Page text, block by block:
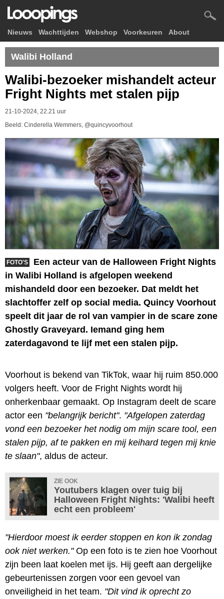
Nieuws Wachttijden Webshop Voorkeuren About
Walibi Holland
Walibi-bezoeker mishandelt acteur
Fright Nights met stalen pijp
21-10-2024, 22.21 uur
Beeld: Cinderella Wemmers, @quincyvoorhout
FOTO'S
Een acteur van de Halloween Fright Nights
in Walibi Holland is afgelopen weekend
mishandeld door een bezoeker. Dat meldt het
slachtoffer zelf op social media. Quincy Voorhout
speelt dit jaar de rol van vampier in de scare zone
Ghostly Graveyard. Iemand ging hem
zaterdagavond te lijf met een stalen pijp.
Voorhout is bekend van TikTok, waar hij ruim 850.000
volgers heeft. Voor de Fright Nights wordt hij
onherkenbaar gemaakt. Op Instagram deelt de scare
actor een "belangrijk bericht". "Afgelopen zaterdag
vond een bezoeker het nodig om mijn scare tool, een
stalen pijp, af te pakken en mij keihard tegen mij knie
te slaan", aldus de acteur.
ZIE OOK
Youtubers klagen over tuig bij
Halloween Fright Nights: 'Walibi heeft
echt een probleem'
"Hierdoor moest ik eerder stoppen en kon ik zondag
ook niet werken."Op een foto is te zien hoe Voorhout
zijn been laat koelen met ijs. Hij geeft aan dergelijke
gebeurtenissen zorgen voor een gevoel van
onveiligheid in het team. "Dit vind ik oprecht zo